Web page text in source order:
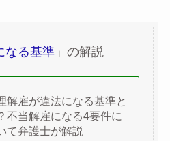
なる基準」の解説
解雇が違法になる基準と
不当解雇になる4要件に
て弁護士が解説